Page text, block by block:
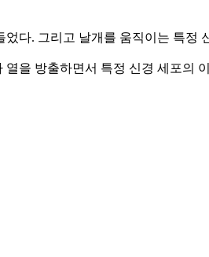
다. 그리고 날개를 움직이는 특정
을 방출하면서 특정 신경 세포의